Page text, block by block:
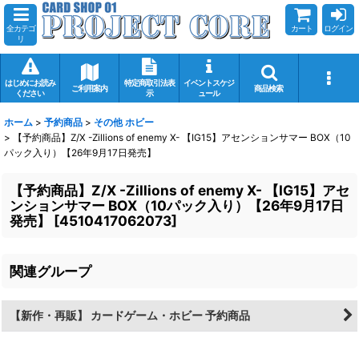
全カテゴ
リ
カート ログイン
はじめにお読み
ください
ご利用案内
特定商取引法表
示
イベントスケジ
ュール
商品検索
ホーム > 予約商品 > その他 ホビー
>
【予約商品】Z/X -Zillions of enemy X- 【IG15】アセンションサマー BOX（10
パック入り）【26年9月17日発売】
【予約商品】Z/X -Zillions of enemy X- 【IG15】アセ
ンションサマー BOX（10パック入り）【26年9月17日
発売】
[4510417062073]
関連グループ
【新作・再販】 カードゲーム・ホビー 予約商品